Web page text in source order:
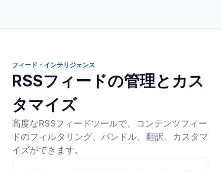
フィード・インテリジェンス
RSSフィードの管理とカス
タマイズ
高度なRSSフィードツールで、コンテンツフィー
ドのフィルタリング、バンドル、翻訳、カスタマ
イズができます。